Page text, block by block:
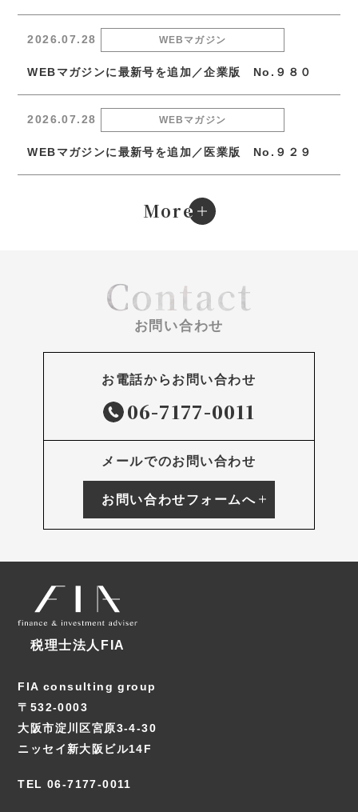
2026.07.28 WEBマガジン
WEBマガジンに最新号を追加／企業版 No.９８０
2026.07.28 WEBマガジン
WEBマガジンに最新号を追加／医業版 No.９２９
More
e
Contact
お問い合わせ
お電話からお問い合わせ
06-7177-0011
メールでのお問い合わせ
お問い合わせフォームへ
税理士法人FIA
FIA consulting group
〒532-0003
大阪市淀川区宮原3-4-30
ニッセイ新大阪ビル14F
TEL 06-7177-0011